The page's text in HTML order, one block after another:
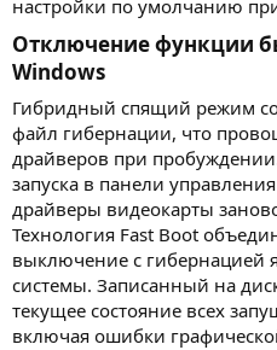
настройки по умолчанию
Отключение функции
Windows​
Гибридный спящий режим
файл гибернации, что
драйверов при
запуска в панели
драйверы видеокарты
Технология Fast Boot
выключение с гибернацией
системы. Записанный на
текущее состояние всех
включая ошибки